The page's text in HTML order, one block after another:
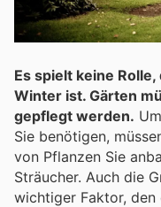
Es spielt keine
Winter ist. Gärten
gepflegt werden.
Sie benötigen,
von Pflanzen Sie
Sträucher. Auch die
wichtiger Faktor,